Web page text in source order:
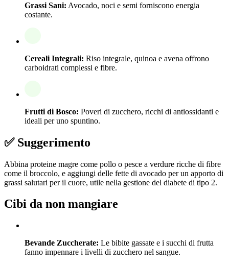
Grassi Sani: Avocado, noci e semi forniscono energia
costante.
Cereali Integrali: Riso integrale, quinoa e avena offrono
carboidrati complessi e fibre.
Frutti di Bosco: Poveri di zucchero, ricchi di antiossidanti e
ideali per uno spuntino.
✅ Suggerimento
Abbina proteine magre come pollo o pesce a verdure ricche di fibre
come il broccolo, e aggiungi delle fette di avocado per un apporto di
grassi salutari per il cuore, utile nella gestione del diabete di tipo 2.
Cibi da non mangiare
Bevande Zuccherate: Le bibite gassate e i succhi di frutta
fanno impennare i livelli di zucchero nel sangue.